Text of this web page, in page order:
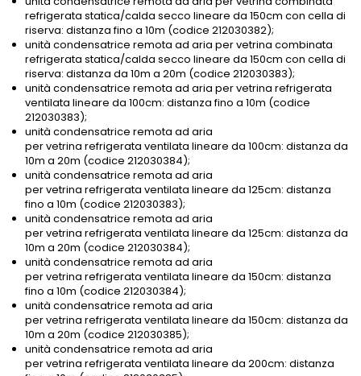
refrigerata statica/calda secco lineare da 150cm con cella di
riserva: distanza fino a 10m (codice 212030382);
unità condensatrice remota ad aria per vetrina combinata
refrigerata statica/calda secco lineare da 150cm con cella di
riserva: distanza da 10m a 20m (codice 212030383);
unità condensatrice remota ad aria per vetrina refrigerata
ventilata lineare da 100cm: distanza fino a 10m (codice
212030383);
unità condensatrice remota ad aria
per vetrina refrigerata ventilata lineare da 100cm: distanza da
10m a 20m (codice 212030384);
unità condensatrice remota ad aria
per vetrina refrigerata ventilata lineare da 125cm: distanza
fino a 10m (codice 212030383);
unità condensatrice remota ad aria
per vetrina refrigerata ventilata lineare da 125cm: distanza da
10m a 20m (codice 212030384);
unità condensatrice remota ad aria
per vetrina refrigerata ventilata lineare da 150cm: distanza
fino a 10m (codice 212030384);
unità condensatrice remota ad aria
per vetrina refrigerata ventilata lineare da 150cm: distanza da
10m a 20m (codice 212030385);
unità condensatrice remota ad aria
per vetrina refrigerata ventilata lineare da 200cm: distanza